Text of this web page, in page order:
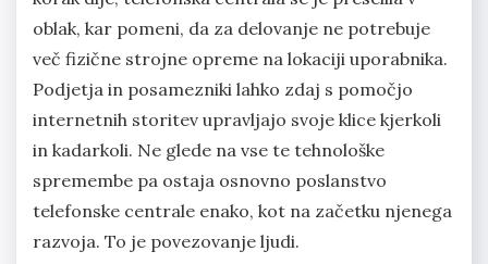
oblak, kar pomeni, da za delovanje ne potrebuje
več fizične strojne opreme na lokaciji uporabnika.
Podjetja in posamezniki lahko zdaj s pomočjo
internetnih storitev upravljajo svoje klice kjerkoli
in kadarkoli. Ne glede na vse te tehnološke
spremembe pa ostaja osnovno poslanstvo
telefonske centrale enako, kot na začetku njenega
razvoja. To je povezovanje ljudi.